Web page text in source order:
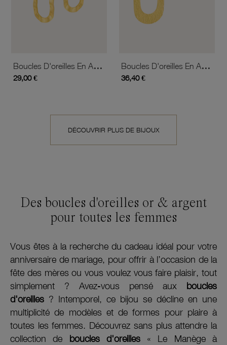
Boucles D'oreilles En Acier Doré
29,00 €
Boucles D'oreilles En Acier Doré
36,40 €
DÉCOUVRIR PLUS DE BIJOUX
Des boucles d'oreilles or & argent
pour toutes les femmes
Vous êtes à la recherche du cadeau idéal pour votre
anniversaire de mariage, pour offrir à l’occasion de la
fête des mères ou vous voulez vous faire plaisir, tout
simplement ? Avez-vous pensé aux boucles
d'oreilles ? Intemporel, ce bijou se décline en une
multiplicité de modèles et de formes pour plaire à
toutes les femmes. Découvrez sans plus attendre la
collection de boucles d'oreilles« Le Manège à